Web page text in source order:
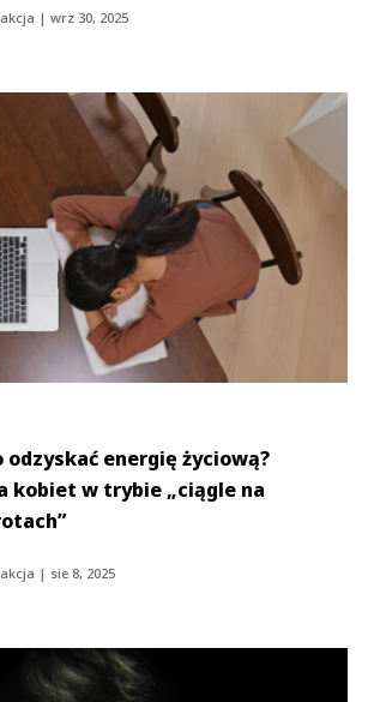
|wrz 30, 2025
odzyskać energię życiową?
kobiet w trybie „ciągle na
| sie 8, 2025